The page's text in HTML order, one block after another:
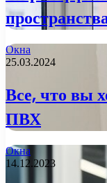
Окна
25.03.2024
Все, что вы
ПВХ
Окна
14.12.2023